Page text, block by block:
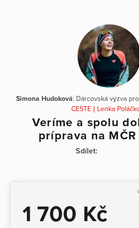
Simona Hudoková: Dárcovská výzva
CESTE | Lenka
Veríme a spolu
príprava na
Sdílet:
1 700 Kč